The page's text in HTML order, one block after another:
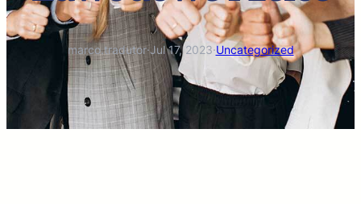
marco.tradutor·Jul 17, 2023·Uncategorized